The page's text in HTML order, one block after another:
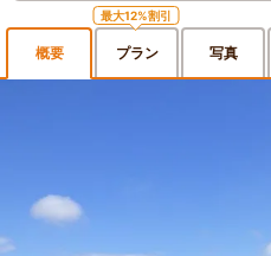
概要
最大12%割引
プラン 写真